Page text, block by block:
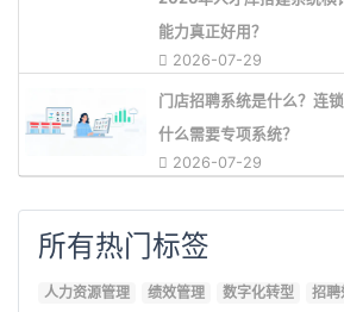
能力真正好用？
2026-07-29
门店招聘系统是什么？连
什么需要专项系统？
2026-07-29
所有热门标签
人力资源管理 绩效管理 数字化转型 招聘